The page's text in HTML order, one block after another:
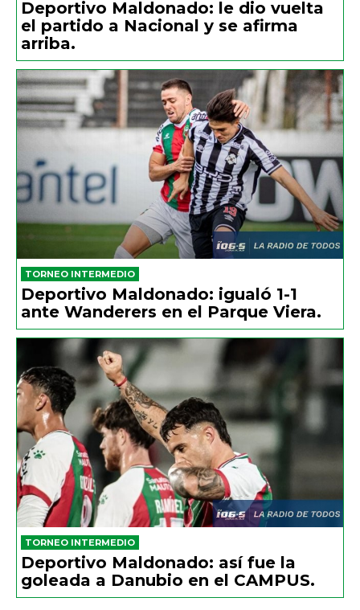
Deportivo Maldonado: le dio vuelta
el partido a Nacional y se afirma
arriba.
TORNEO INTERMEDIO
Deportivo Maldonado: igualó 1-1
ante Wanderers en el Parque Viera.
TORNEO INTERMEDIO
Deportivo Maldonado: así fue la
goleada a Danubio en el CAMPUS.